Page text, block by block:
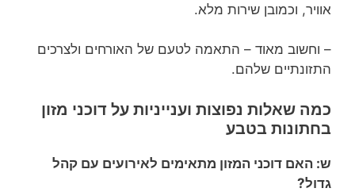
אוויר, וכמובן שירות מלא.
– וחשוב מאוד – התאמה לטעם של האורחים ולצרכים
התזונתיים שלהם.
כמה שאלות נפוצות וענייניות על דוכני מזון
בחתונות בטבע
ש: האם דוכני המזון מתאימים לאירועים עם קהל
גדול?